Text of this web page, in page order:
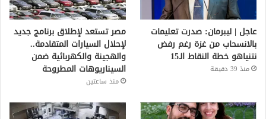
عاجل | ليبرمان: صدرت تعليمات
بالانسحاب من غزة رغم رفض
نتنياهو خطة النقاط الـ15
منذ 39 دقيقة
مصر تستعد لإطلاق برنامج جديد
لإحلال السيارات المتقادمة..
والهجينة والكهربائية ضمن
السيناريوهات المطروحة
منذ ساعتين